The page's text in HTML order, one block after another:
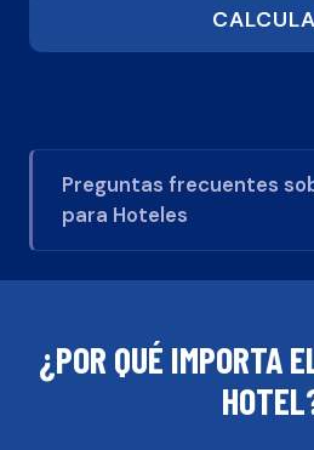
Preguntas frecuentes
para Hoteles
¿POR QUÉ IMPORTA
HOTEL